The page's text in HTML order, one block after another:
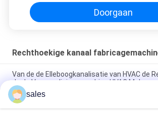
Doorgaan
Rechthoekige kanaal
Van de de Elleboogkanalisatie van HVAC de
de de Vervaardigingsmachine HVAC Maker
Buiselleboog Vierkante
CD06 382*190*250mm Pin Spotting Machine
sales